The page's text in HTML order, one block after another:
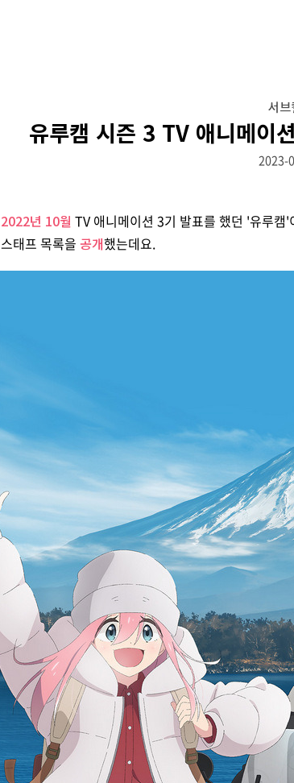
서브
유루캠 시즌 3 TV 애니메이
2023-
2022년 10월 TV 애니메이션 3기 발표를 했던 '유루
스태프 목록을 공개했는데요.